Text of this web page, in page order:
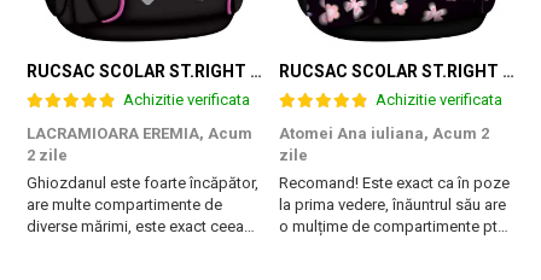
RUCSAC SCOLAR ST.RIGHT 4 COMPARTIMENTE BP-01 K-POP RHYTHM 698002
Achizitie verificata
LACRAMIOARA EREMIA, Acum
2 zile
Ghiozdanul este foarte încăpător,
are multe compartimente de
diverse mărimi, este exact ceea
RUCSAC SCOLAR ST.RIGHT 4 COMPARTIMENTE BP-01 FLOWER MOOD 697036
Achizitie verificata
Atomei Ana iuliana, Acum 2
zile
Recomand! Este exact ca în poze
la prima vedere, înăuntrul său are
o mulțime de compartimente pt